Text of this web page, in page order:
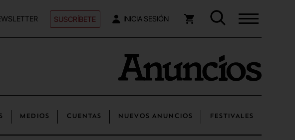
SUSCRÍBETE INICIA SESIÓN
MEDIOS CUENTAS NUEVOS ANUNCIOS FESTIVALES